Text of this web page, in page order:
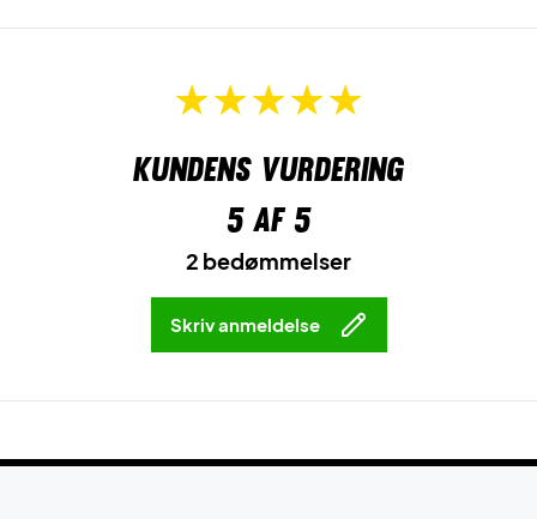
Kundens vurdering
5af 5
2 bedømmelser
Skriv anmeldelse